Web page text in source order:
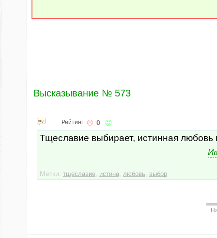
Высказывание № 573
Рейтинг: 0
Тщеславие выбирает, истинная любовь
Метки: тщеславие истина любовь выбор